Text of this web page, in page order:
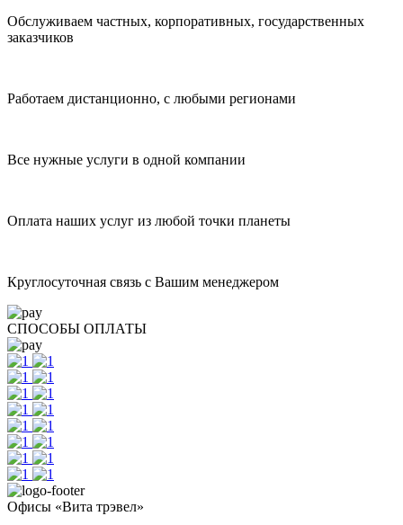
Обслуживаем частных, корпоративных, государственных
заказчиков
Работаем дистанционно, с любыми регионами
Все нужные услуги в одной компании
Оплата наших услуг из любой точки планеты
Круглосуточная связь с Вашим менеджером
СПОСОБЫ ОПЛАТЫ
Офисы «Вита трэвел»